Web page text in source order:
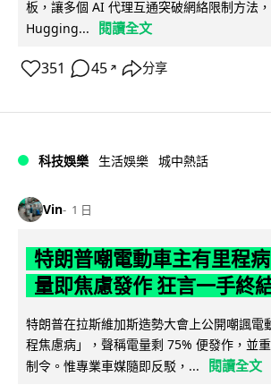
板，讓多個 AI 代理互通突破網絡限制方法
Hugging...
閱讀全文
351 45 ↗ 分享
科技娛樂 生活娛樂 城中熱話
Vin 1 日
特朗普嘲電動車主有里程
量即焦慮發作 狂言一手終
特朗普在拉斯維加斯造勢大會上公開嘲諷電
程焦慮病」，聲稱電量剩 75% 便發作，並
制令。惟專業車媒隨即反駁，...
閱讀全文